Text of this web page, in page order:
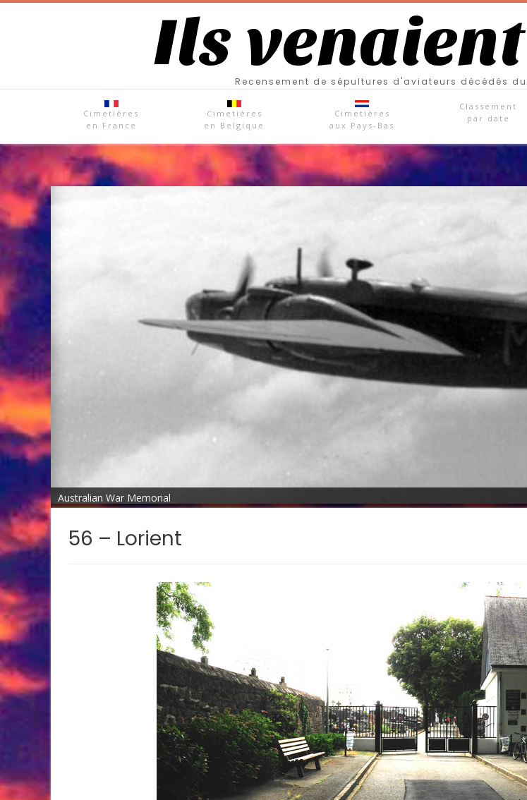
Ils
Recensement de sépultures d'aviateurs décédés
Cimetières
en France
Cimetières
en Belgique
Cimetières
aux Pays-Bas
Classement
par date
Australian War Memorial
56 – Lorient